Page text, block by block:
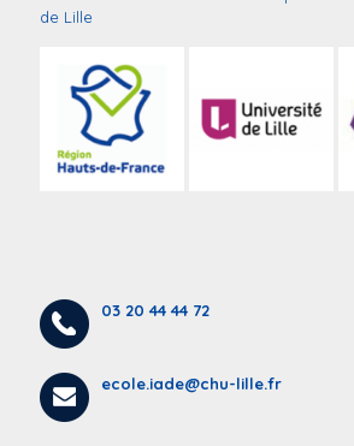
de Lille
03 20 44 44 72
ecole.iade@chu-lille.fr